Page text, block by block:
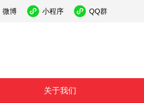
微博 小程序 QQ群
关于我们